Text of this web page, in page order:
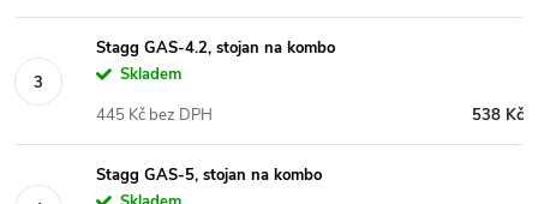
Stagg GAS-4.2, stojan na kombo
Skladem
538 Kč
445 Kč bez DPH
Stagg GAS-5, stojan na kombo